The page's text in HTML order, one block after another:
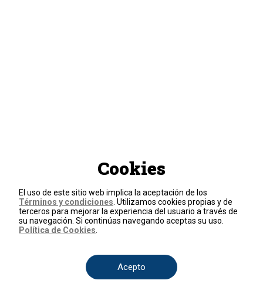
Cookies
El uso de este sitio web implica la aceptación de los
Términos y condiciones . Utilizamos cookies propias y de
terceros para mejorar la experiencia del usuario a través de
su navegación. Si continúas navegando aceptas su uso.
Política de Cookies
Acepto